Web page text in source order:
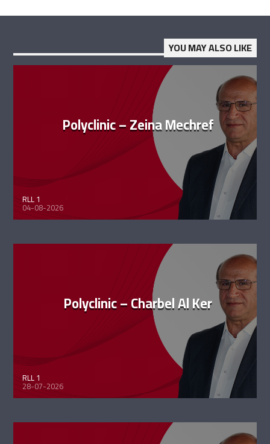
YOU MAY ALSO LIKE
Polyclinic – Zeina Mechref
RLL 1
04-08-2026
Polyclinic – Charbel Al Ker
RLL 1
28-07-2026